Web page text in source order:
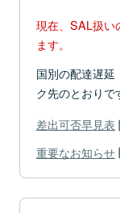
現在、SAL扱い
ます。
国別の配達遅
ク先のとおりで
差出可否早見表
重要なお知らせ